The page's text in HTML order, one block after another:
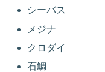
シーバス
メジナ
クロダイ
石鯛